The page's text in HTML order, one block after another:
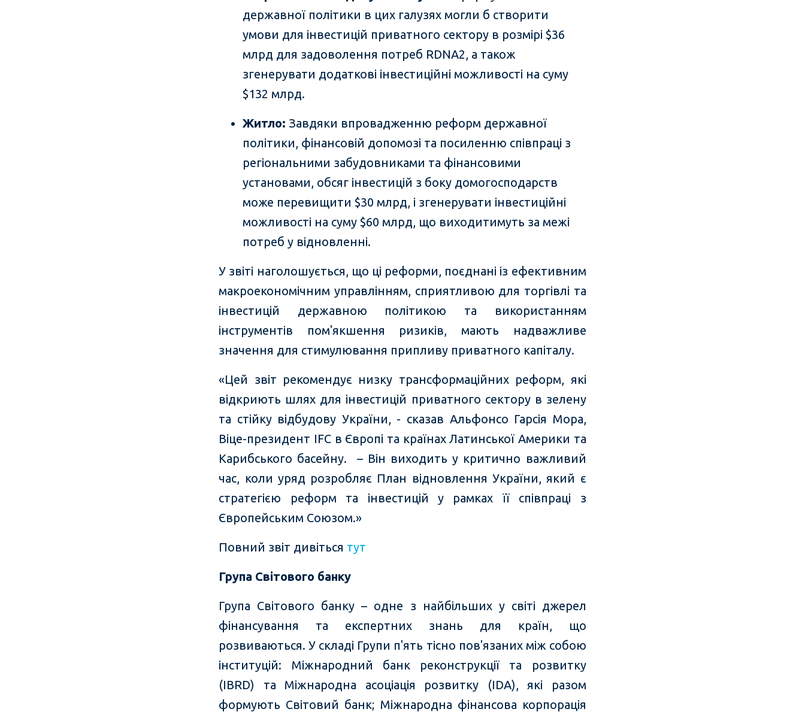
державної політики в цих галузях могли б створити
умови для інвестицій приватного сектору в розмірі $36
млрд для задоволення потреб RDNA2, а також
згенерувати додаткові інвестиційні можливості на суму
$132 млрд.
Житло: Завдяки впровадженню реформ державної
політики, фінансовій допомозі та посиленню співпраці з
регіональними забудовниками та фінансовими
установами, обсяг інвестицій з боку домогосподарств
може перевищити $30 млрд, і згенерувати інвестиційні
можливості на суму $60 млрд, що виходитимуть за межі
потреб у відновленні.
У звіті наголошується, що ці реформи, поєднані із ефективним
макроекономічним управлінням, сприятливою для торгівлі та
інвестицій державною політикою та використанням
інструментів пом'якшення ризиків, мають надважливе
значення для стимулювання припливу приватного капіталу.
«Цей звіт рекомендує низку трансформаційних реформ, які
відкриють шлях для інвестицій приватного сектору в зелену
та стійку відбудову України, - сказав Альфонсо Гарсія Мора,
Віце-президент IFC в Європі та країнах Латинської Америки та
Карибського басейну. – Він виходить у критично важливий
час, коли уряд розробляє План відновлення України, який є
стратегією реформ та інвестицій у рамках її співпраці з
Європейським Союзом.»
Повний звіт дивіться тут
Група Світового банку
Група Світового банку – одне з найбільших у світі джерел
фінансування та експертних знань для країн, що
розвиваються. У складі Групи п'ять тісно пов'язаних між собою
інституцій: Міжнародний банк реконструкції та розвитку
(IBRD) та Міжнародна асоціація розвитку (IDA), які разом
формують Світовий банк; Міжнародна фінансова корпорація